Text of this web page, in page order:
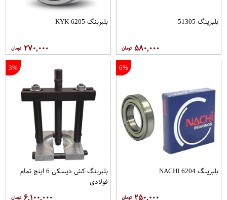
بلبرینگ 51305
۵۸۰,۰۰۰
بلبرینگ 6205 KYK
۲۷۰,۰۰۰
6%
بلبرینگ 6204 NACHI
۲۵۰,۰۰۰
3%
بلبرینگ کش دیسکی 6 اینچ تمام
فولادی
۶,۱۰۰,۰۰۰